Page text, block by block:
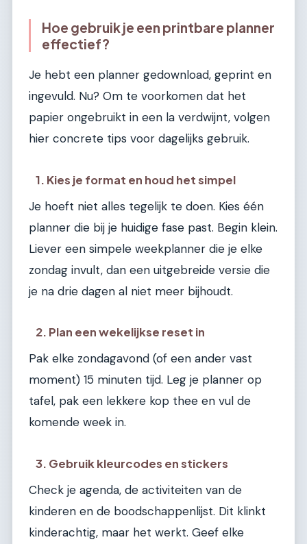
Hoe gebruik je een printbare planner
effectief?
Je hebt een planner gedownload, geprint en
ingevuld. Nu? Om te voorkomen dat het
papier ongebruikt in een la verdwijnt, volgen
hier concrete tips voor dagelijks gebruik.
1. Kies je format en houd het simpel
Je hoeft niet alles tegelijk te doen. Kies één
planner die bij je huidige fase past. Begin klein.
Liever een simpele weekplanner die je elke
zondag invult, dan een uitgebreide versie die
je na drie dagen al niet meer bijhoudt.
2. Plan een wekelijkse reset in
Pak elke zondagavond (of een ander vast
moment) 15 minuten tijd. Leg je planner op
tafel, pak een lekkere kop thee en vul de
komende week in.
3. Gebruik kleurcodes en stickers
Check je agenda, de activiteiten van de
kinderen en de boodschappenlijst. Dit klinkt
kinderachtig, maar het werkt. Geef elke